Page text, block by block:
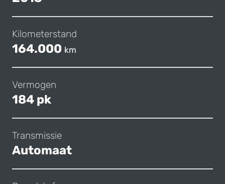
Kilometerstand
164.000 km
Vermogen
184 pk
Transmissie
Automaat